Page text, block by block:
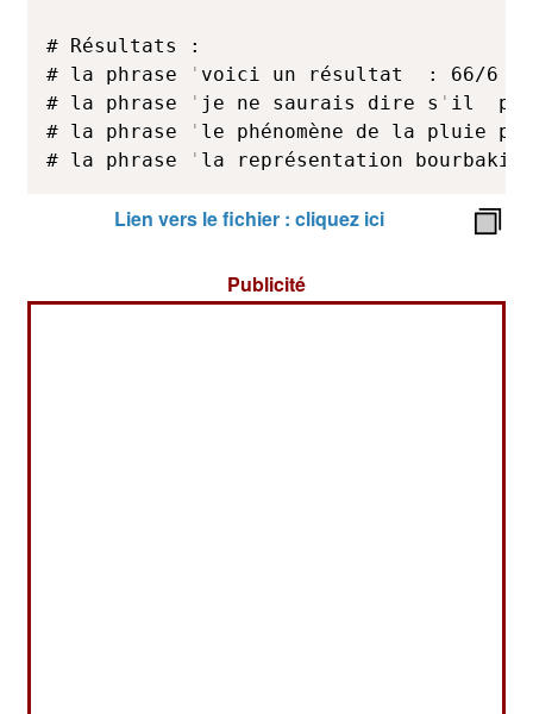
# Résultats :
# la phrase
' voici un résultat  : 66/6 =
# la phrase
' je ne saurais dire s ' il
# la phrase
' le phénomène de la pluie
# la phrase
' la représentation
Lien vers le fichier : cliquez ici
Publicité